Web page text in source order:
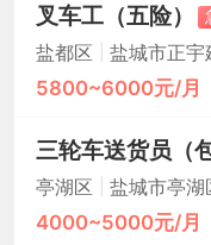
叉车工（五险）
盐都区
盐城市正宇
5800~6000元/月
三轮车送货员（
亭湖区 盐城市亭
4000~5000元/月